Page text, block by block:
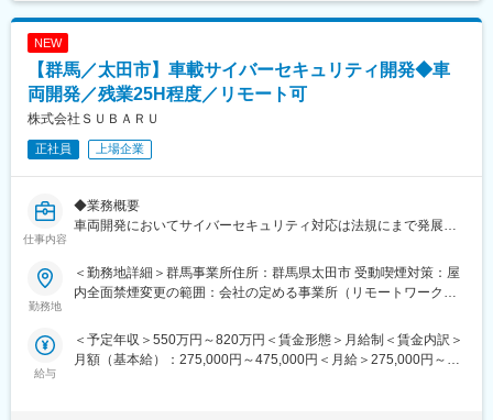
管理プロセスの高度化
・組織マネジメント・人材育成（約20名の組織運営）
・半導体テストシステムの品質を支える中核組織の責任者とし
一体的に推進できます
・AIやデジタルツールを活用した業務改革や標準化推進に主体的
・国内外の生産拠点と連携しながら、グローバルな品質基盤構築
および標準化活動に貢献できます
「先端技術を先端で支える」という企業理念のもと、進展著しい
デジタル社会のインフラストラクチャーである半導体の品質や信
NEW
【群馬／太田市】車載サイバーセキュリティ開発◆車
両開発／残業25H程度／リモート可
株式会社ＳＵＢＡＲＵ
正社員 上場企業
仕事内容
◆業務概要
車両開発においてサイバーセキュリティ対応は法規にまで発展し
織り込むことでセキュリティ性能と商品性、作業性、コストの全
てが成り立つようにバランスをとることが重要となります。当課
◆業務詳細
勤務地
＜勤務地詳細＞群馬事業所住所：群馬県太田市 受動喫煙対策：屋
内全面禁煙変更の範囲：会社の定める事業所（リモートワーク含
給与
＜予定年収＞550万円～820万円＜賃金形態＞月給制＜賃金内訳＞
月額（基本給）：275,000円～475,000円＜月給＞275,000円～